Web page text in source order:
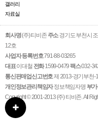
갤러리
자료실
회사명(주) 티비존 주소경기도 부천시
12호
사업자 등록번호791-88-03265
대표이대철 전화1599-0479팩스032-
통신판매업신고번호제 2013-경기부천-
개인정보관리책임자정보책임자명 부
Copyright © 2001-2013 (주) 티비존. All